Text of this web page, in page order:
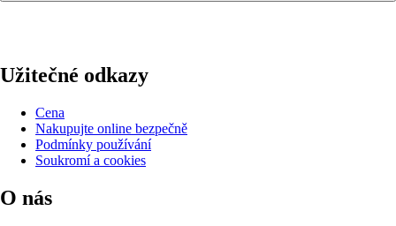
Užitečné odkazy
Cena
Nakupujte online bezpečně
Podmínky používání
Soukromí a cookies
O nás